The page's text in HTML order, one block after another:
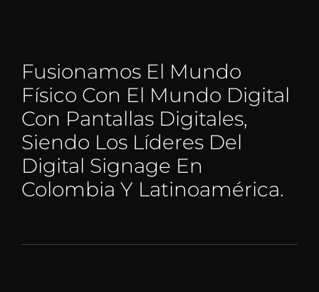
Fusionamos El Mundo
Físico Con El Mundo Digital
Con Pantallas Digitales,
Siendo Los Líderes Del
Digital Signage En
Colombia Y Latinoamérica.